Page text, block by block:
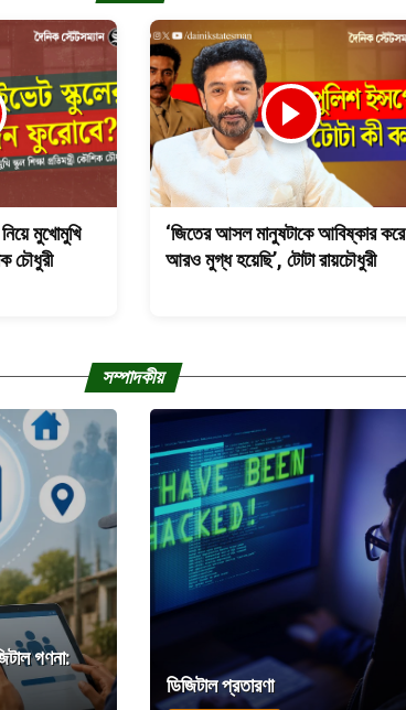
মুখোমুখি
চৌধুরী
‘জিতের আসল মানুষটাকে আবিষ্কার করে
আরও মুগ্ধ হয়েছি’, টোটা রায়চৌধুরী
সম্পাদকীয়
গণনা:
ডিজিটাল প্রতারণা